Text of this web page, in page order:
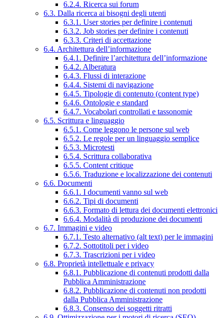
6.2.4. Ricerca sui forum
6.3. Dalla ricerca ai bisogni degli utenti
6.3.1. User stories per definire i contenuti
6.3.2. Job stories per definire i contenuti
6.3.3. Criteri di accettazione
6.4. Architettura dell’informazione
6.4.1. Definire l’architettura dell’informazione
6.4.2. Alberatura
6.4.3. Flussi di interazione
6.4.4. Sistemi di navigazione
6.4.5. Tipologie di contenuto (content type)
6.4.6. Ontologie e standard
6.4.7. Vocabolari controllati e tassonomie
6.5. Scrittura e linguaggio
6.5.1. Come leggono le persone sul web
6.5.2. Le regole per un linguaggio semplice
6.5.3. Microtesti
6.5.4. Scrittura collaborativa
6.5.5. Content critique
6.5.6. Traduzione e localizzazione dei contenuti
6.6. Documenti
6.6.1. I documenti vanno sul web
6.6.2. Tipi di documenti
6.6.3. Formato di lettura dei documenti elettronici
6.6.4. Modalità di produzione dei documenti
6.7. Immagini e video
6.7.1. Testo alternativo (alt text) per le immagini
6.7.2. Sottotitoli per i video
6.7.3. Trascrizioni per i video
6.8. Proprietà intellettuale e privacy
6.8.1. Pubblicazione di contenuti prodotti dalla
Pubblica Amministrazione
6.8.2. Pubblicazione di contenuti non prodotti
dalla Pubblica Amministrazione
6.8.3. Consenso dei soggetti ritratti